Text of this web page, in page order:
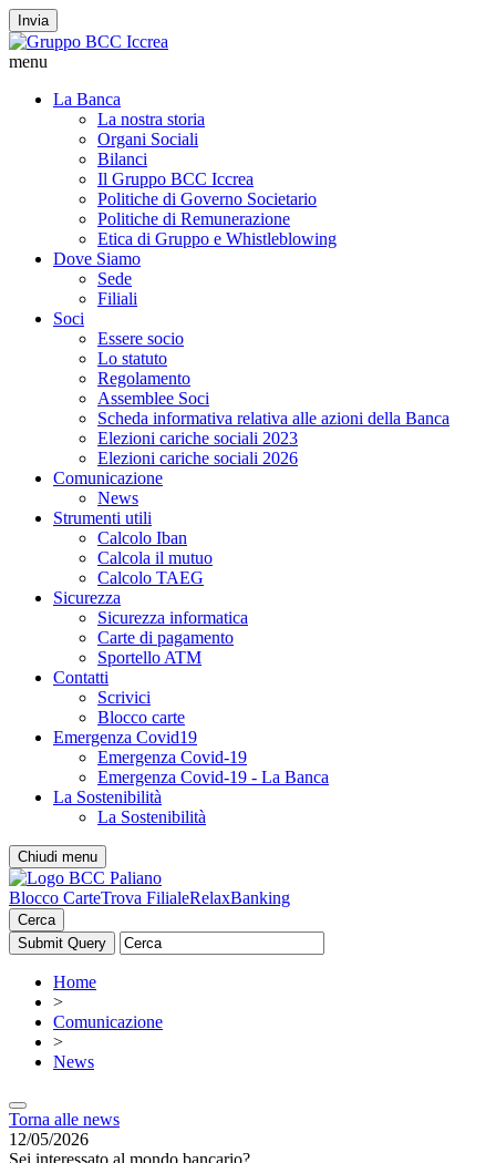
Invia
menu
La Banca
La nostra storia
Organi Sociali
Bilanci
Il Gruppo BCC Iccrea
Politiche di Governo Societario
Politiche di Remunerazione
Etica di Gruppo e Whistleblowing
Dove Siamo
Sede
Filiali
Soci
Essere socio
Lo statuto
Regolamento
Assemblee Soci
Scheda informativa relativa alle azioni della Banca
Elezioni cariche sociali 2023
Elezioni cariche sociali 2026
Comunicazione
News
Strumenti utili
Calcolo Iban
Calcola il mutuo
Calcolo TAEG
Sicurezza
Sicurezza informatica
Carte di pagamento
Sportello ATM
Contatti
Scrivici
Blocco carte
Emergenza Covid19
Emergenza Covid-19
Emergenza Covid-19 - La Banca
La Sostenibilità
La Sostenibilità
Chiudi menu
Blocco CarteTrova FilialeRelaxBanking
Cerca
Home
>
Comunicazione
>
News
Torna alle news
12/05/2026
Sei interessato al mondo bancario?